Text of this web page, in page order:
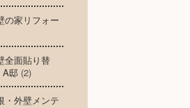
の家リフォー
面貼り替
邸 (2)
外壁メンテ